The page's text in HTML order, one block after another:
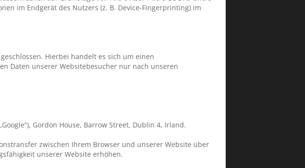
im Endgerät des Nutzers (z. B. Device-Fingerprinting) im
Hierbei handelt es sich um einen
Daten unserer Websitebesucher nur nach unseren
Gordon House, Barrow Street, Dublin 4, Irland.
zwischen Ihrem Browser und unserer Website über
unserer Website erhöhen.